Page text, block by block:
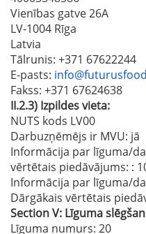
Vienības gatve 26A
LV-1004 Rīga
Latvia
Tālrunis: +371 67622244
E-pasts:
Fakss: +371 67624638
II.2.3) Izpildes vieta:
NUTS kods LV00
Darbuzņēmējs ir MVU: jā
Informācija par līguma/
vērtētais piedāvājums: :
Informācija par līguma/
Dārgākais vērtētais
SectionV: Līguma
Līguma numurs: 20